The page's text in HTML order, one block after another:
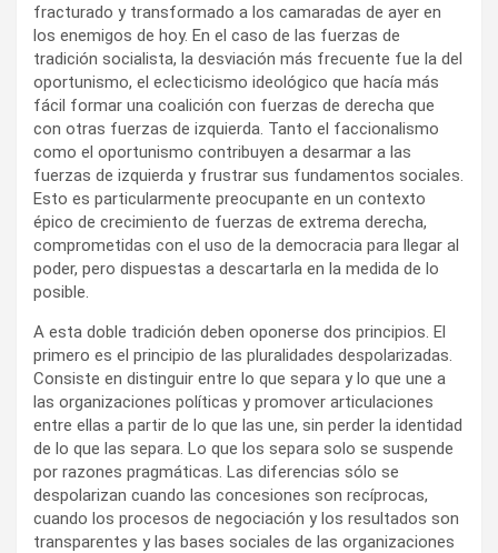
fracturado y transformado a los camaradas de ayer en
los enemigos de hoy. En el caso de las fuerzas de
tradición socialista, la desviación más frecuente fue la del
oportunismo, el eclecticismo ideológico que hacía más
fácil formar una coalición con fuerzas de derecha que
con otras fuerzas de izquierda. Tanto el faccionalismo
como el oportunismo contribuyen a desarmar a las
fuerzas de izquierda y frustrar sus fundamentos sociales.
Esto es particularmente preocupante en un contexto
épico de crecimiento de fuerzas de extrema derecha,
comprometidas con el uso de la democracia para llegar al
poder, pero dispuestas a descartarla en la medida de lo
posible.
A esta doble tradición deben oponerse dos principios. El
primero es el principio de las pluralidades despolarizadas.
Consiste en distinguir entre lo que separa y lo que une a
las organizaciones políticas y promover articulaciones
entre ellas a partir de lo que las une, sin perder la identidad
de lo que las separa. Lo que los separa solo se suspende
por razones pragmáticas. Las diferencias sólo se
despolarizan cuando las concesiones son recíprocas,
cuando los procesos de negociación y los resultados son
transparentes y las bases sociales de las organizaciones